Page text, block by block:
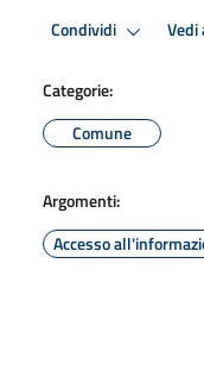
Condividi Vedi
Categorie:
Comune
Argomenti:
Accesso